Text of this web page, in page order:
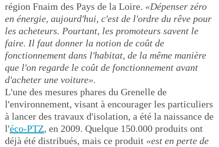
région Fnaim des Pays de la Loire. «Dépenser zéro
en énergie, aujourd'hui, c'est de l'ordre du rêve pour
les acheteurs. Pourtant, les promoteurs savent le
faire. Il faut donner la notion de coût de
fonctionnement dans l'habitat, de la même manière
que l'on regarde le coût de fonctionnement avant
d'acheter une voiture».
L'une des mesures phares du Grenelle de
l'environnement, visant à encourager les particuliers
à lancer des travaux d'isolation, a été la naissance de
l'éco-PTZ, en 2009. Quelque 150.000 produits ont
déjà été distribués, mais ce produit «est en perte de